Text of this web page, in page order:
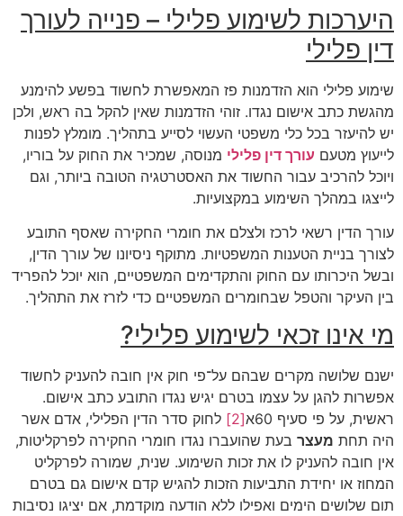
היערכות לשימוע פלילי – פנייה לעורך
דין פלילי
שימוע פלילי הוא הזדמנות פז המאפשרת לחשוד בפשע להימנע
מהגשת כתב אישום נגדו. זוהי הזדמנות שאין להקל בה ראש, ולכן
יש להיעזר בכל כלי משפטי העשוי לסייע בתהליך. מומלץ לפנות
לייעוץ מטעם עורך דין פלילי מנוסה, שמכיר את החוק על בוריו,
ויוכל להרכיב עבור החשוד את האסטרטגיה הטובה ביותר, וגם
לייצגו במהלך השימוע במקצועיות.
עורך הדין רשאי לרכז ולצלם את חומרי החקירה שאסף התובע
לצורך בניית הטענות המשפטיות. מתוקף ניסיונו של עורך הדין,
ובשל היכרותו עם החוק והתקדימים המשפטיים, הוא יוכל להפריד
בין העיקר והטפל שבחומרים המשפטיים כדי לזרז את התהליך.
מי אינו זכאי לשימוע פלילי?
ישנם שלושה מקרים שבהם על־פי חוק אין חובה להעניק לחשוד
אפשרות להגן על עצמו בטרם יגיש נגדו התובע כתב אישום.
ראשית, על פי סעיף 60א
[2]
לחוק סדר הדין הפלילי, אדם אשר
היה תחת מעצר בעת שהועברו נגדו חומרי החקירה לפרקליטות,
אין חובה להעניק לו את זכות השימוע. שנית, שמורה לפרקליט
המחוז או יחידת התביעות הזכות להגיש קדם אישום גם בטרם
תום שלושים הימים ואפילו ללא הודעה מוקדמת, אם יציגו נסיבות